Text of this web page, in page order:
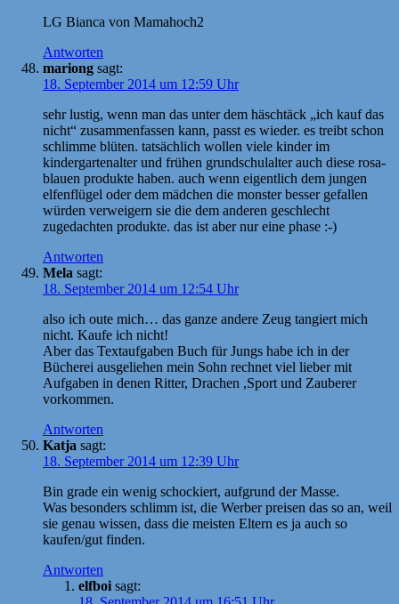
LG Bianca von Mamahoch2
Antworten
mariong sagt:
18. September 2014 um 12:59 Uhr
sehr lustig, wenn man das unter dem häschtäck „ich kauf das
nicht“ zusammenfassen kann, passt es wieder. es treibt schon
schlimme blüten. tatsächlich wollen viele kinder im
kindergartenalter und frühen grundschulalter auch diese rosa-
blauen produkte haben. auch wenn eigentlich dem jungen
elfenflügel oder dem mädchen die monster besser gefallen
würden verweigern sie die dem anderen geschlecht
zugedachten produkte. das ist aber nur eine phase :-)
Antworten
Mela sagt:
18. September 2014 um 12:54 Uhr
also ich oute mich… das ganze andere Zeug tangiert mich
nicht. Kaufe ich nicht!
Aber das Textaufgaben Buch für Jungs habe ich in der
Bücherei ausgeliehen mein Sohn rechnet viel lieber mit
Aufgaben in denen Ritter, Drachen ,Sport und Zauberer
vorkommen.
Antworten
Katja sagt:
18. September 2014 um 12:39 Uhr
Bin grade ein wenig schockiert, aufgrund der Masse.
Was besonders schlimm ist, die Werber preisen das so an, weil
sie genau wissen, dass die meisten Eltern es ja auch so
kaufen/gut finden.
Antworten
elfboi sagt: